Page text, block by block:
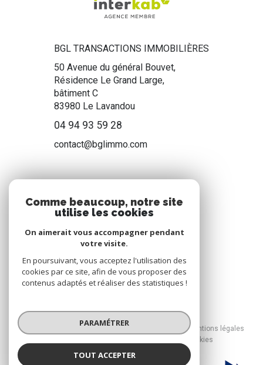
BGL TRANSACTIONS IMMOBILIÈRES
50 Avenue du général Bouvet,
Résidence Le Grand Large,
bâtiment C
83980 Le Lavandou
04 94 93 59 28
contact@bglimmo.com
Nous suivre
© 2026 | Tous droits réservés
Nos honoraires
Nos partenaires
Mentions légales
Cookies
Comme beaucoup, notre site
utilise les cookies
On aimerait vous accompagner pendant
votre visite.
En poursuivant, vous acceptez l'utilisation des
cookies par ce site, afin de vous proposer des
contenus adaptés et réaliser des statistiques !
PARAMÉTRER
TOUT ACCEPTER